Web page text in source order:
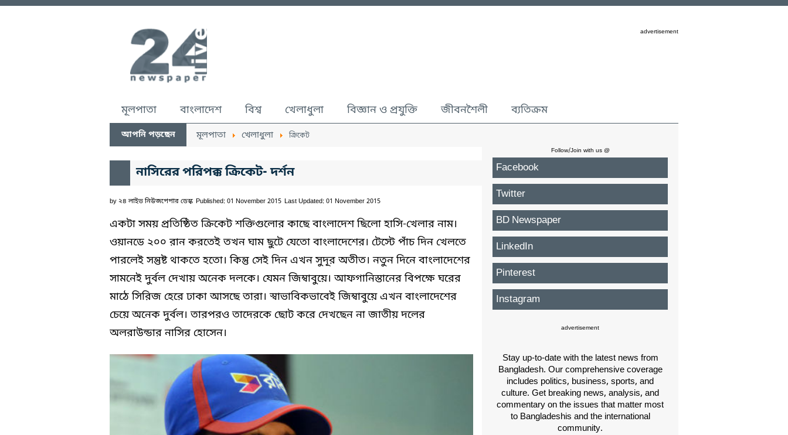
advertisement
মূলপাতা বাংলাদেশ বিশ্ব খেলাধুলা বিজ্ঞান ও প্রযুক্তি জীবনশৈলী ব্যতিক্রম
আপনি পড়ছেন মূলপাতা খেলাধুলা ক্রিকেট
নাসিরের পরিপক্ক ক্রিকেট- দর্শন
by ২৪ লাইভ নিউজপেপার ডেস্ক Published: 01 November 2015 Last Updated: 01 November 2015
একটা সময় প্রতিষ্ঠিত ক্রিকেট শক্তিগুলোর কাছে বাংলাদেশ ছিলো হাসি-খেলার নাম।
ওয়ানডে ২০০ রান করতেই তখন ঘাম ছুটে যেতো বাংলাদেশের। টেস্টে পাঁচ দিন খেলতে
পারলেই সন্তুষ্ট থাকতে হতো। কিন্তু সেই দিন এখন সুদূর অতীত। নতুন দিনে বাংলাদেশের
সামনেই দুর্বল দেখায় অনেক দলকে। যেমন জিম্বাবুয়ে। আফগানিস্তানের বিপক্ষে ঘরের
মাঠে সিরিজ হেরে ঢাকা আসছে তারা। স্বাভাবিকভাবেই জিম্বাবুয়ে এখন বাংলাদেশের
চেয়ে অনেক দুর্বল। তারপরও তাদেরকে ছোট করে দেখছেন না জাতীয় দলের
অলরাউন্ডার নাসির হোসেন।
Follow/Join with us @
Facebook
Twitter
BD Newspaper
LinkedIn
Pinterest
Instagram
advertisement
Stay up-to-date with the latest news from
Bangladesh. Our comprehensive coverage
includes politics, business, sports, and
culture. Get breaking news, analysis, and
commentary on the issues that matter most
to Bangladeshis and the international
community.